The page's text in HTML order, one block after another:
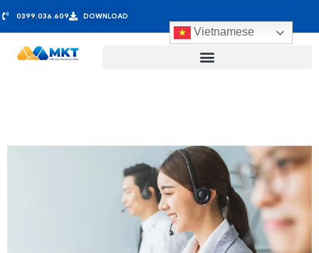
0399.036.609 DOWNLOAD
Vietnamese